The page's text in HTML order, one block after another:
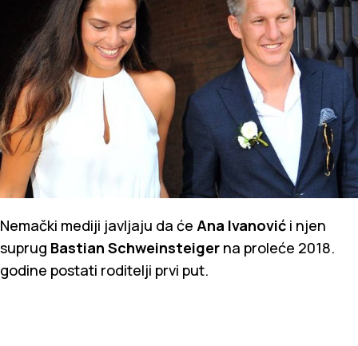
Nemački mediji javljaju da će Ana Ivanović i njen
suprug Bastian Schweinsteiger na proleće 2018.
godine postati roditelji prvi put.